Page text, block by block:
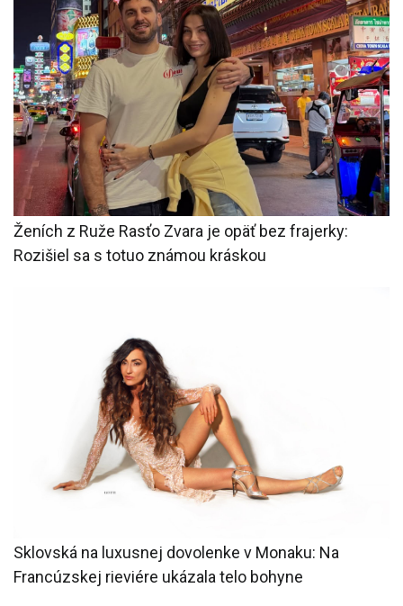
Ženích z Ruže Rasťo Zvara je opäť bez frajerky:
Rozišiel sa s totuo známou kráskou
Sklovská na luxusnej dovolenke v Monaku: Na
Francúzskej rieviére ukázala telo bohyne